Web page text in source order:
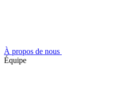
À propos de nous
Équipe